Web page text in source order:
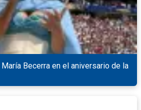
Becerra en el aniversario de la